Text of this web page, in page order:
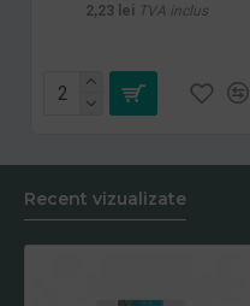
2,23 lei TVA inclus
Recent vizualizate